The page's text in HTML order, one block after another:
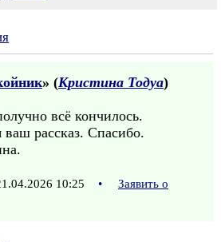
» (Кристина Тодуа)
всё кончилось.
рассказ. Спасибо.
10:25 •
Заявить о